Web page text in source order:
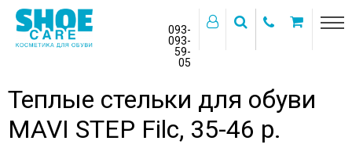
093-
093-
59-
05
Теплые стельки для обуви
MAVI STEP Filc, 35-46 р.